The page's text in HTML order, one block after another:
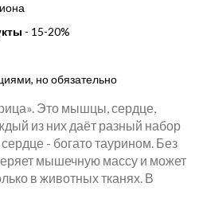
- 15-20%
но обязательно
Это мышцы, сердце,
из них даёт разный набор
- богато таурином. Без
мышечную массу и может
в животных тканях. В